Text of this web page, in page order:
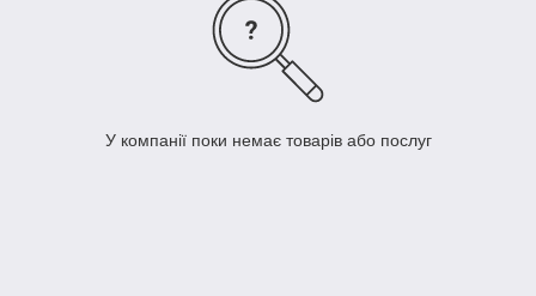
У компанії поки немає товарів або послуг